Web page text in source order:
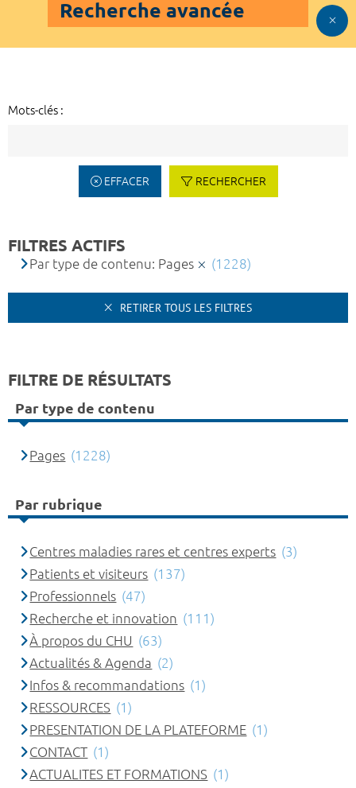
Recherche avancée
Mots-clés :
EFFACER RECHERCHER
FILTRES ACTIFS
Par type de contenu: Pages (1228)
RETIRER TOUS LES FILTRES
FILTRE DE RÉSULTATS
Par type de contenu
Pages (1228)
Par rubrique
Centres maladies rares et centres experts (3)
Patients et visiteurs (137)
Professionnels (47)
Recherche et innovation (111)
À propos du CHU (63)
Actualités & Agenda (2)
Infos & recommandations (1)
RESSOURCES (1)
PRESENTATION DE LA PLATEFORME (1)
CONTACT (1)
ACTUALITES ET FORMATIONS (1)